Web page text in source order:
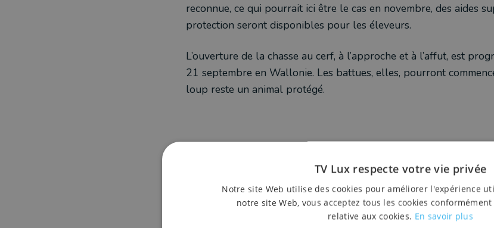
reconnue, ce qui pourrait ici être le cas en novembre, des aides
protection seront disponibles pour les éleveurs.
L’ouverture de la chasse au cerf, à l’approche et à l’affut, est
21 septembre en Wallonie. Les battues, elles, pourront
loup reste un animal protégé.
Articles liés
TV Lux respecte votre vie privée
Notre site Web utilise des cookies pour améliorer l'expérience
notre site Web, vous acceptez tous les cookies
relative aux cookies. En savoir plus